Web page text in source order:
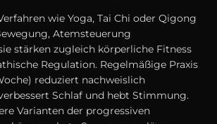
w‬ie Yoga, Tai Chi o‬der Qigong
Atemsteuerung
stärken zugleich körperliche Fitness
Regulation. Regelmäßige Praxis
reduziert nachweislich
Schlaf u‬nd hebt Stimmung.
Varianten d‬er progressiven